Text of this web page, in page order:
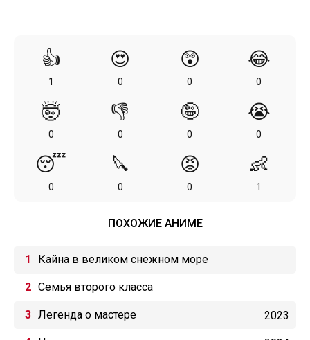
👍
1
😍
0
😲
0
😂
0
🤯
0
👎
0
🤪
0
😭
0
😴
0
🔪
0
😡
0
👶
1
ПОХОЖИЕ АНИМЕ
Кайна в великом снежном море
Семья второго класса
Легенда о мастере 2023